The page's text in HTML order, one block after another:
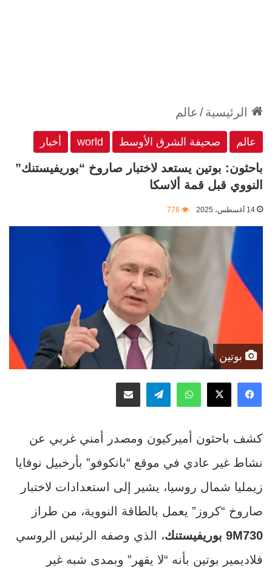
الرئيسية/ عالم
عالم صحيفة الشرق الأوسط world أخبار
باحثون: بوتين يستعد لاختبار صاروخ “بوريفيستنك”
النووي قبل قمة ألاسكا
14 أغسطس، 2025 776
بوتين
فيسبوك
‫X واتسابتيلقراممشاركة عبر البريد
كشف باحثون أميركيون ومصدر أمني غربي عن
نشاط غير عادي في موقع “بانكوفو” بأرخبيل نوفايا
زيمليا شمال روسيا، يشير إلى استعدادات لاختبار
صاروخ “كروز” يعمل بالطاقة النووية، من طراز
9M730 بوريفيستنك
، الذي وصفه الرئيس الروسي
فلاديمير بوتين بأنه “لا يقهر” وبمدى شبه غير